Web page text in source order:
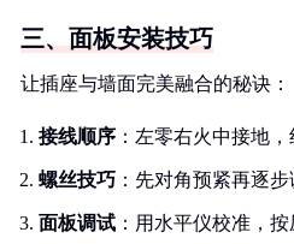
三、面板安装技巧
让插座与墙面完美融合的秘诀：
接线顺序 ：左零右火中接地
螺丝技巧 ：先对角预紧再逐
面板调试 ：用水平仪校准，